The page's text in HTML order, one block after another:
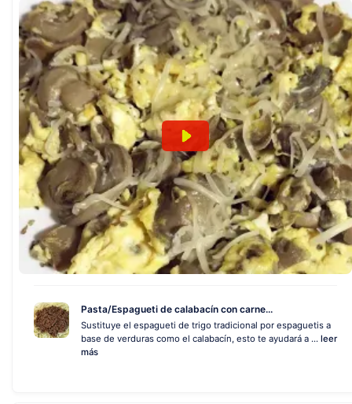
Pasta/Espagueti de calabacín con carne...
Sustituye el espagueti de trigo tradicional por espaguetis a
base de verduras como el calabacín, esto te ayudará a ... leer
más